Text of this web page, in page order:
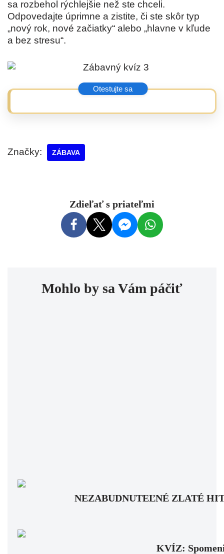
sa rozbehol rýchlejšie než ste chceli.
Odpovedajte úprimne a zistite, či ste skôr typ
„nový rok, nové začiatky“ alebo „hlavne v kľude
a bez stresu“.
Značky: ZÁBAVA
Zdieľať s priateľmi
Mohlo by sa Vám páčiť
NEZABUDNUTEĽNÉ ZLATÉ
KVÍZ: